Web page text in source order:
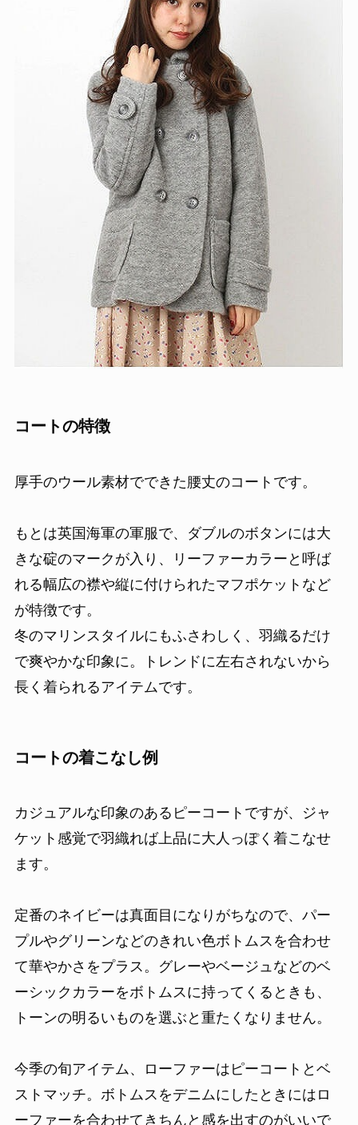
コートの特徴
厚手のウール素材でできた腰丈のコートです。
もとは英国海軍の軍服で、ダブルのボタンには大
きな碇のマークが入り、リーファーカラーと呼ば
れる幅広の襟や縦に付けられたマフポケットなど
が特徴です。
冬のマリンスタイルにもふさわしく、羽織るだけ
で爽やかな印象に。トレンドに左右されないから
長く着られるアイテムです。
コートの着こなし例
カジュアルな印象のあるピーコートですが、ジャ
ケット感覚で羽織れば上品に大人っぽく着こなせ
ます。
定番のネイビーは真面目になりがちなので、パー
プルやグリーンなどのきれい色ボトムスを合わせ
て華やかさをプラス。グレーやベージュなどのベ
ーシックカラーをボトムスに持ってくるときも、
トーンの明るいものを選ぶと重たくなりません。
今季の旬アイテム、ローファーはピーコートとベ
ストマッチ。ボトムスをデニムにしたときにはロ
ーファーを合わせてきちんと感を出すのがいいで